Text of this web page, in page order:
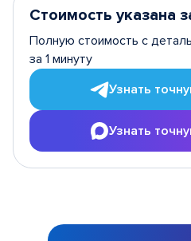
Стоимость указана
Полную стоимость с
за 1 минуту
Узнать
Узнать